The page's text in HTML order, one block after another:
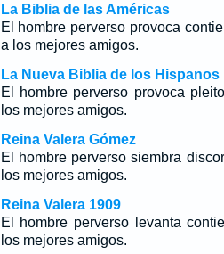
La Biblia de las Américas
El hombre perverso provoca
a los mejores amigos.
La Nueva Biblia de los Hispanos
El hombre perverso provoca
los mejores amigos.
Reina Valera Gómez
El hombre perverso siembra
los mejores amigos.
Reina Valera 1909
El hombre perverso levanta
los mejores amigos.